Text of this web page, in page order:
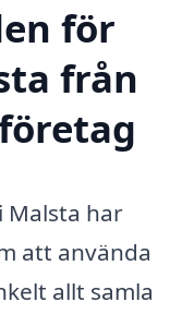
för
från
Malsta har
att använda
allt samla